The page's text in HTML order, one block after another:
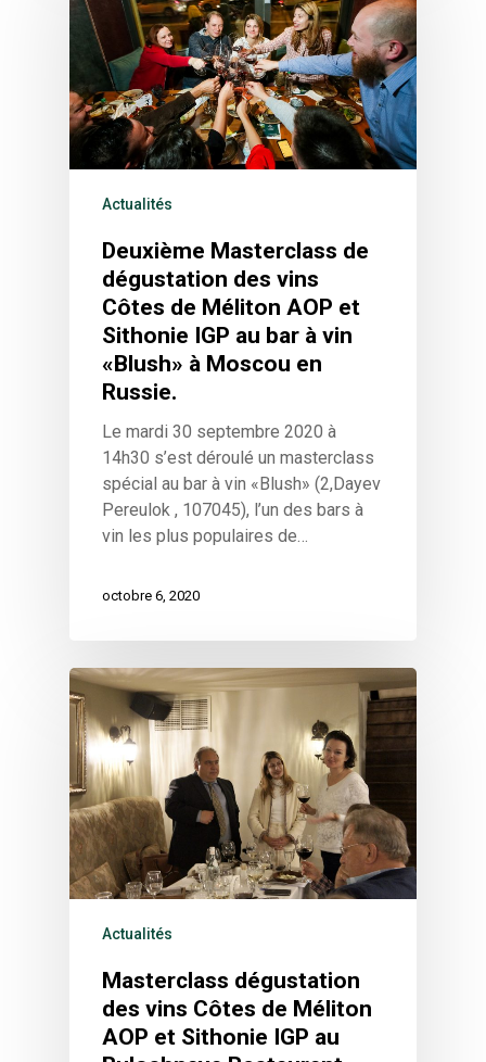
Actualités
Deuxième Masterclass de
dégustation des vins
Côtes de Méliton AOP et
Sithonie IGP au bar à vin
«Blush» à Moscou en
Russie.
Le mardi 30 septembre 2020 à
14h30 s’est déroulé un masterclass
spécial au bar à vin «Blush» (2,Dayev
Pereulok , 107045), l’un des bars à
vin les plus populaires de…
octobre 6, 2020
Actualités
Masterclass dégustation
des vins Côtes de Méliton
AOP et Sithonie IGP au
E:hello@themenectar.com